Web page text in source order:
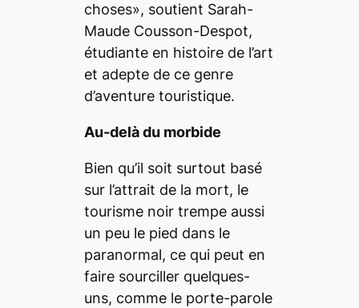
choses», soutient Sarah-
Maude Cousson-Despot,
étudiante en histoire de l’art
et adepte de ce genre
d’aventure touristique.
Au-delà du morbide
Bien qu’il soit surtout basé
sur l’attrait de la mort, le
tourisme noir trempe aussi
un peu le pied dans le
paranormal, ce qui peut en
faire sourciller quelques-
uns, comme le porte-parole